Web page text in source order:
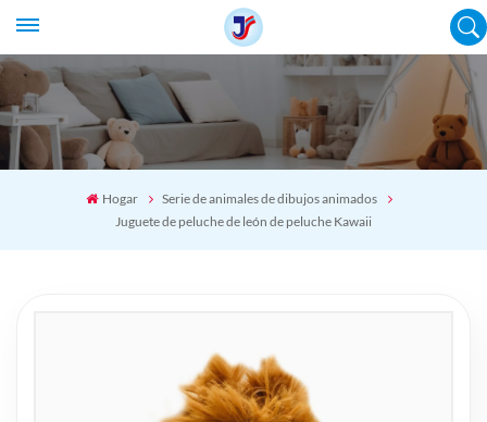
Hogar
Serie de animales de dibujos animados
Juguete de peluche de león de peluche Kawaii